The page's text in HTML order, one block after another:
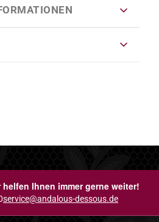
helfen Ihnen immer gerne weiter!
service@andalous-dessous.de